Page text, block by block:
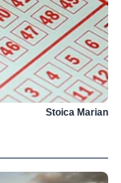
Stoica Marian